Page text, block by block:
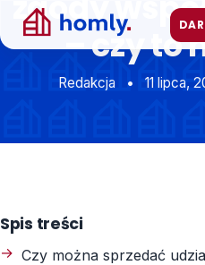
Przejdź
do
treści
FAQ
– czy to
Redakcja • 11 lipca,
Spis treści
Czy można sprzedać